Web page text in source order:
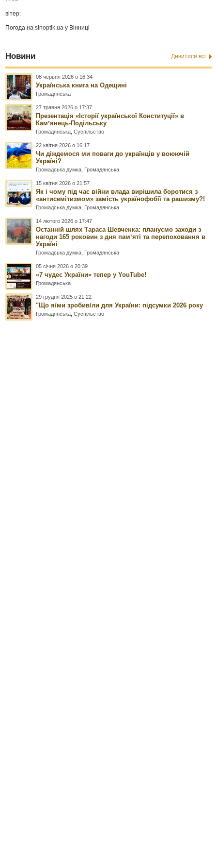
вітер:
Погода наsinoptik.ua у Вінниці
Новини Дивитися всі
08 червня 2026 о 16:34
Українська книга на Одещині
Громадянська
27 травня 2026 о 17:37
Презентація «Історії української Конституції» в
Камʼянець-Подільську
Громадянська ,Суспільство
22 квітня 2026 о 16:17
Чи діждемося ми поваги до українців у воюючій
Україні?
Громадська думка Громадянська
15 квітня 2026 о 21:57
Як і чому під час війни влада вирішила боротися з
«антисемітизмом» замість українофобії та рашизму?!
Громадська думка Громадянська
14 лютого 2026 о 17:47
Останній шлях Тараса Шевченка: плануємо заходи з
нагоди 165 роковин з дня памʼяті та перепоховання в
Україні
Громадська думка Громадянська
05 січня 2026 о 20:39
«7 чудес України» тепер у YouTube!
Громадянська
29 грудня 2025 о 21:22
"Що я/ми зробив/ли для України: підсумки 2026 року
Громадянська ,Суспільство